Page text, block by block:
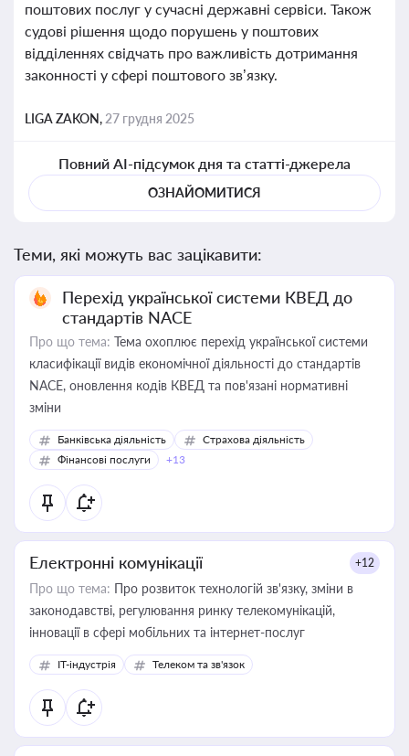
поштових послуг у сучасні державні сервіси. Також
судові рішення щодо порушень у поштових
відділеннях свідчать про важливість дотримання
законності у сфері поштового зв’язку.
LIGA ZAKON, 27 грудня 2025
Повний AI-підсумок дня та статті-джерела
ОЗНАЙОМИТИСЯ
Теми, які можуть вас зацікавити:
Перехід української системи КВЕД до
стандартів NACE
Про що тема: Тема охоплює перехід української системи
класифікації видів економічної діяльності до стандартів
NACE, оновлення кодів КВЕД та пов'язані нормативні
зміни
Банківська діяльність
Страхова діяльність
Фінансові послуги
+13
Електронні комунікації +12
Про що тема: Про розвиток технологій зв'язку, зміни в
законодавстві, регулювання ринку телекомунікацій,
інновації в сфері мобільних та інтернет-послуг
IT-індустрія Телеком та зв'язок